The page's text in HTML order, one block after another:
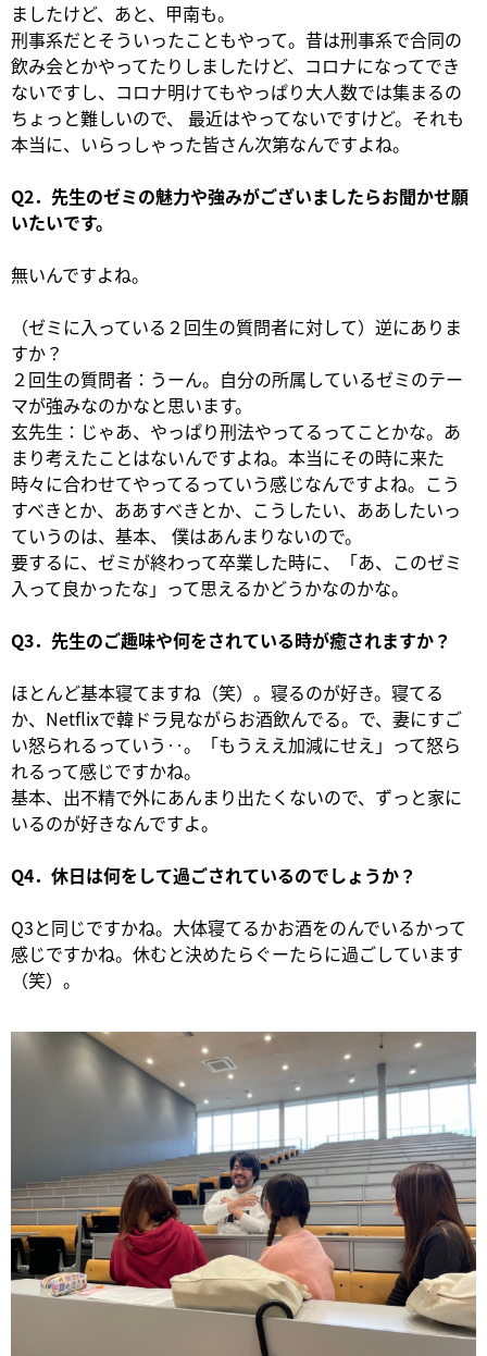
ましたけど、あと、甲南も。
刑事系だとそういったこともやって。昔は刑事系で合同の
飲み会とかやってたりしましたけど、コロナになってでき
ないですし、コロナ明けてもやっぱり大人数では集まるの
ちょっと難しいので、 最近はやってないですけど。それも
本当に、いらっしゃった皆さん次第なんですよね。
Q2．先生のゼミの魅力や強みがございましたらお聞かせ願
いたいです。
無いんですよね。
（ゼミに入っている２回生の質問者に対して）逆にありま
すか？
２回生の質問者：うーん。自分の所属しているゼミのテー
マが強みなのかなと思います。
玄先生：じゃあ、やっぱり刑法やってるってことかな。あ
まり考えたことはないんですよね。本当にその時に来た
時々に合わせてやってるっていう感じなんですよね。こう
すべきとか、ああすべきとか、こうしたい、ああしたいっ
ていうのは、基本、 僕はあんまりないので。
要するに、ゼミが終わって卒業した時に、「あ、このゼミ
入って良かったな」って思えるかどうかなのかな。
Q3．先生のご趣味や何をされている時が癒されますか？
ほとんど基本寝てますね（笑）。寝るのが好き。寝てる
か、Netflixで韓ドラ見ながらお酒飲んでる。で、妻にすご
い怒られるっていう‥。「もうええ加減にせえ」って怒ら
れるって感じですかね。
基本、出不精で外にあんまり出たくないので、ずっと家に
いるのが好きなんですよ。
Q4．休日は何をして過ごされているのでしょうか？
Q3と同じですかね。大体寝てるかお酒をのんでいるかって
感じですかね。休むと決めたらぐーたらに過ごしています
（笑）。